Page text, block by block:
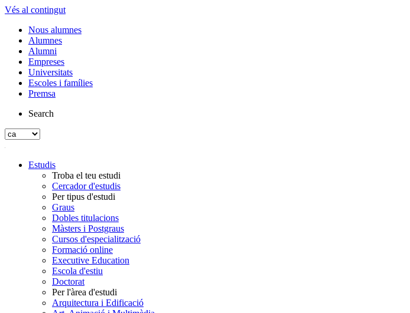
Vés al contingut
Nous alumnes
Alumnes
Alumni
Empreses
Universitats
Escoles i famílies
Premsa
Search
Estudis
Troba el teu estudi
Cercador d'estudis
Per tipus d'estudi
Graus
Dobles titulacions
Màsters i Postgraus
Cursos d'especialització
Formació online
Executive Education
Escola d'estiu
Doctorat
Per l'àrea d'estudi
Arquitectura i Edificació